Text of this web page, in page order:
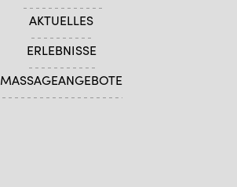
AKTUELLES
ERLEBNISSE
MASSAGEANGEBOTE